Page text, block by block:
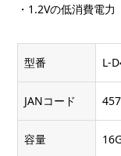
・1.2Vの低消費電力
型番 L-
JANコード
容量